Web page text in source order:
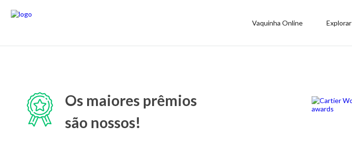
Vaquinha Online Explorar
Os maiores prêmios
são nossos!